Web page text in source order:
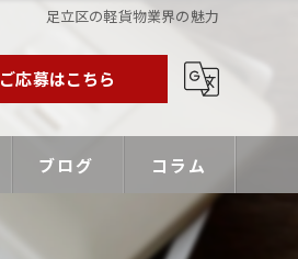
足立区の軽貨物業界の魅力
ご応募はこちら
ブログ コラム